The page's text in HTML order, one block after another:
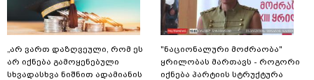
„არ ვართ დაზღვეული, რომ ეს
არ იქნება გამოყენებული
სხვადასხვა ნიშნით ადამიანის
"ნაციონალური მოძრაობა"
ყრილობას მართავს - როგორი
იქნება პარტიის სტრუქტურა